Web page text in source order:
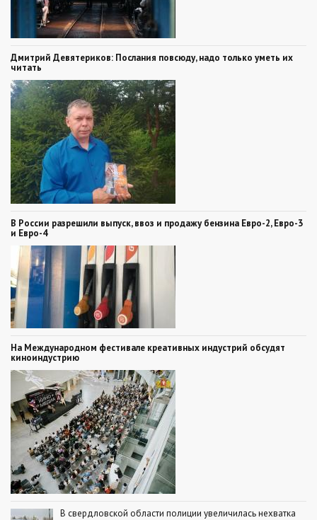
Дмитрий Девятериков: Послания повсюду, надо только уметь их
читать
В России разрешили выпуск, ввоз и продажу бензина Евро-2, Евро-3
и Евро-4
На Международном фестивале креативных индустрий обсудят
киноиндустрию
В свердловской области полиции увеличилась нехватка